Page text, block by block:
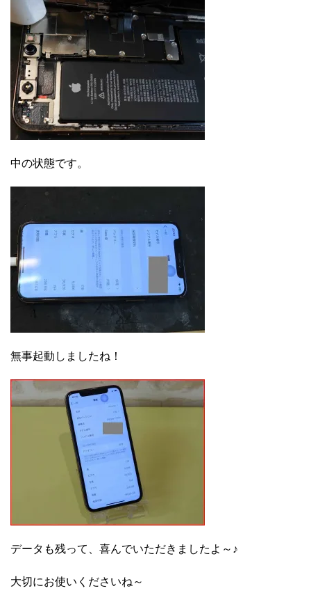
中の状態です。
無事起動しましたね！
データも残って、喜んでいただきましたよ～♪
大切にお使いくださいね～